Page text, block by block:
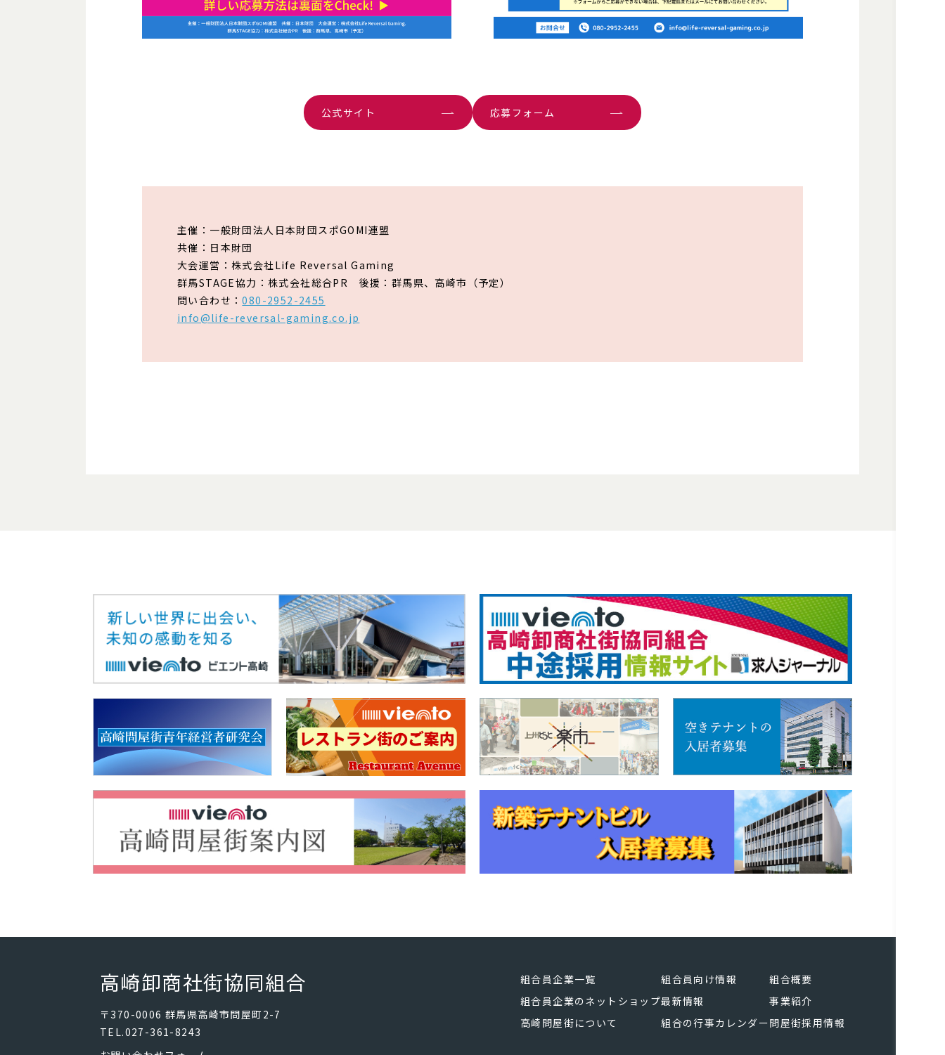
公式サイト 応募フォーム
主催：一般財団法人日本財団スポGOMI連盟
共催：日本財団
大会運営：株式会社Life Reversal Gaming
群馬STAGE協力：株式会社総合PR 後援：群馬県、高崎市（予定）
問い合わせ：080-2952-2455
info@life-reversal-gaming.co.jp
高崎卸商社街協同組合
〒370-0006 群馬県高崎市問屋町2-7
TEL.027-361-8243
組合員企業一覧
組合員企業のネットショップ
高崎問屋街について
組合員向け情報
最新情報
組合の行事カレンダー
組合概要
事業紹介
問屋街採用情報